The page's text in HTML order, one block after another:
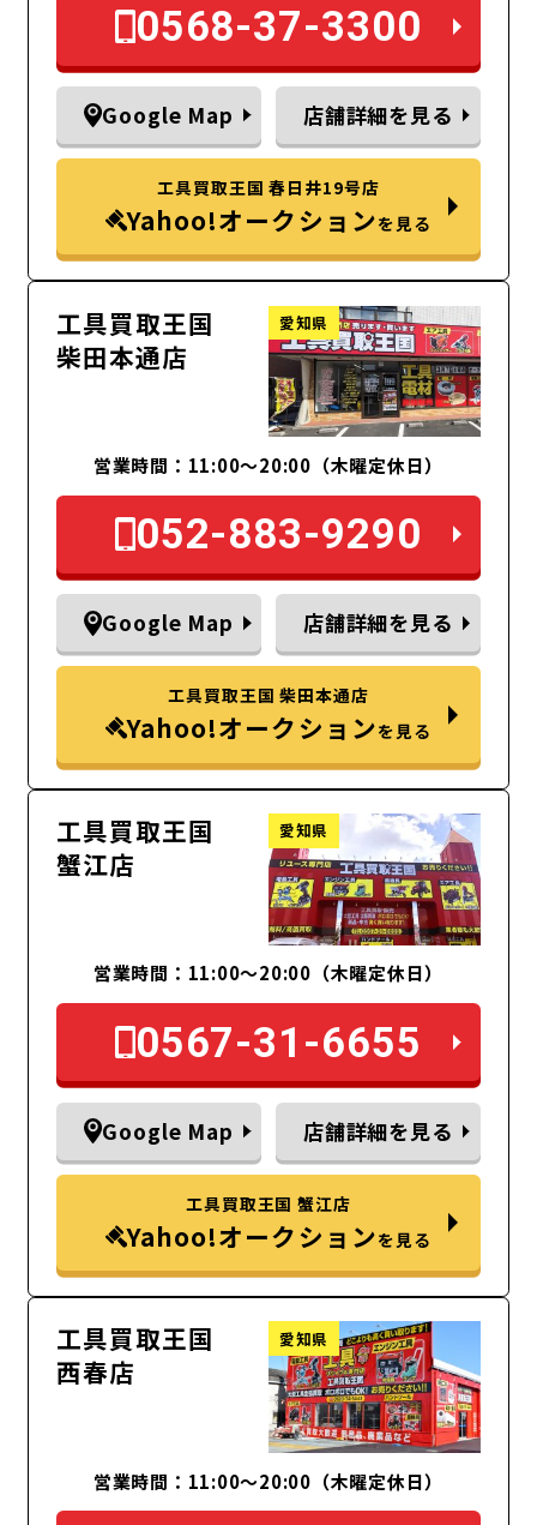
0568-37-3300
Google Map 店舗詳細を見る
工具買取王国 春日井19号店
Yahoo!オークションを見る
工具買取王国
柴田本通店
愛知県
営業時間：11:00～20:00（木曜定休日）
052-883-9290
Google Map 店舗詳細を見る
工具買取王国 柴田本通店
Yahoo!オークションを見る
工具買取王国
蟹江店
愛知県
営業時間：11:00～20:00（木曜定休日）
0567-31-6655
Google Map 店舗詳細を見る
工具買取王国 蟹江店
Yahoo!オークションを見る
工具買取王国
西春店
愛知県
営業時間：11:00～20:00（木曜定休日）